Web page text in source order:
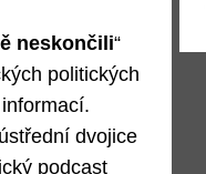
neskončili“
politických
dvojice
podcast